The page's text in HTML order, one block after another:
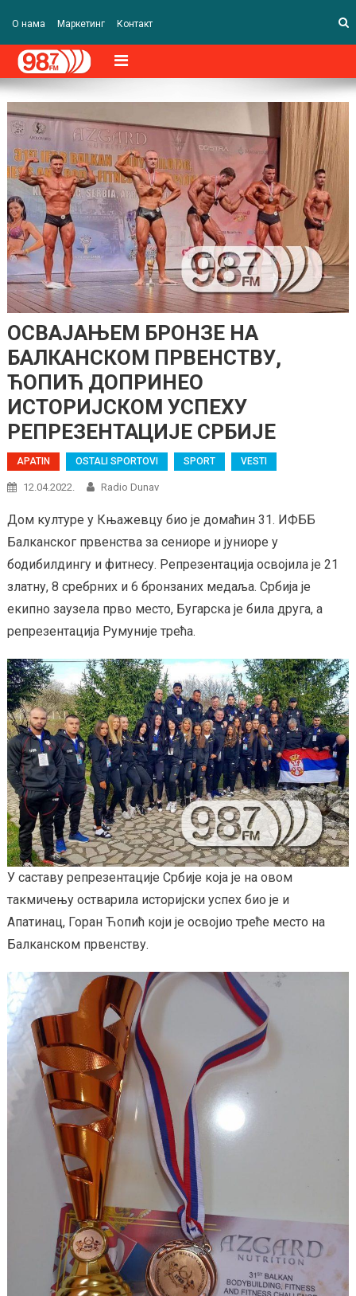
О нама Маркетинг Контакт
ОСВАЈАЊЕМ БРОНЗЕ НА
БАЛКАНСКОМ ПРВЕНСТВУ,
ЋОПИЋ ДОПРИНЕО
ИСТОРИЈСКОМ УСПЕХУ
РЕПРЕЗЕНТАЦИЈЕ СРБИЈЕ
APATIN OSTALI SPORTOVI SPORT VESTI
12.04.2022. Radio Dunav
Дом културе у Књажевцу био је домаћин 31. ИФББ
Балканског првенства за сениоре и јуниоре у
бодибилдингу и фитнесу. Репрезентација освојила је 21
златну, 8 сребрних и 6 бронзаних медаља. Србија је
екипно заузела прво место, Бугарска је била друга, а
репрезентација Румуније трећа.
У саставу репрезентације Србије која је на овом
такмичењу остварила историјски успех био је и
Апатинац, Горан Ћопић који је освојио треће место на
Балканском првенству.